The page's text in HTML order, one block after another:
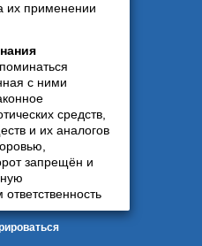
их применении
с ними
средств,
и их аналогов
запрещён и
ответственность